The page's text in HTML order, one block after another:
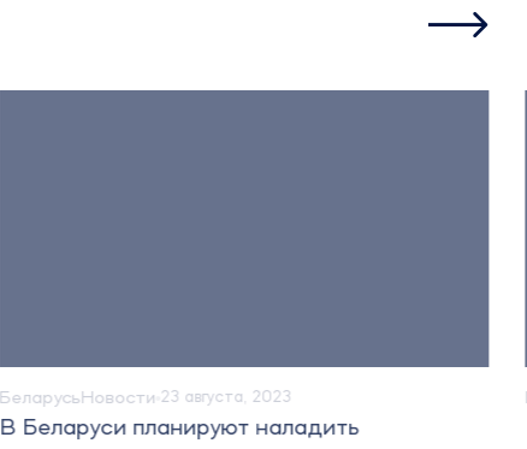
БеларусьНовости 23 августа, 2023
В Беларуси планируют наладить